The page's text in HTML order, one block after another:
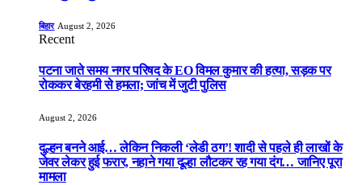
बिहार August 2, 2026
Recent
पटना जाते समय नगर परिषद के EO विमल कुमार की हत्या, सड़क पर
रोककर बेरहमी से हमला; जांच में जुटी पुलिस
August 2, 2026
दुल्हन बनने आई… लेकिन निकली ‘लेडी ठग’! शादी से पहले ही लाखों के
जेवर लेकर हुई फरार, नहाने गया दूल्हा लौटकर रह गया दंग… जानिए पूरा
मामला